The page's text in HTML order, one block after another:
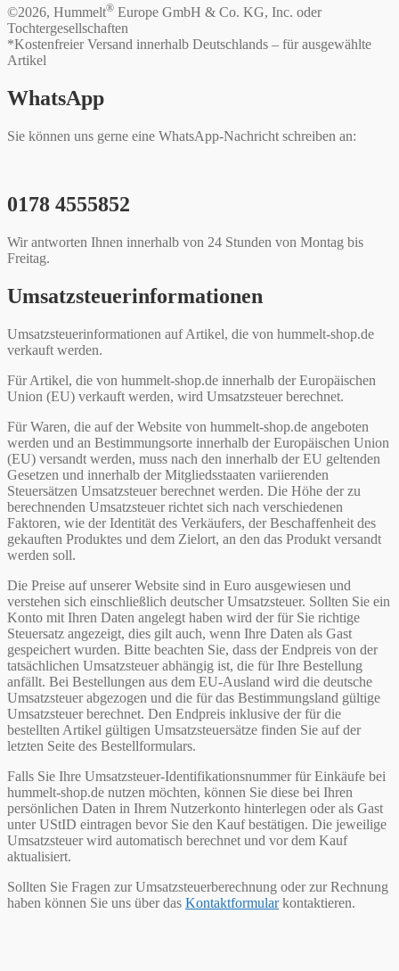
©2026, Hummelt® Europe GmbH & Co. KG, Inc. oder
Tochtergesellschaften
*Kostenfreier Versand innerhalb Deutschlands – für ausgewählte
Artikel
WhatsApp
Sie können uns gerne eine WhatsApp-Nachricht schreiben an:
0178 4555852
Wir antworten Ihnen innerhalb von 24 Stunden von Montag bis
Freitag.
Umsatzsteuerinformationen
Umsatzsteuerinformationen auf Artikel, die von hummelt-shop.de
verkauft werden.
Für Artikel, die von hummelt-shop.de innerhalb der Europäischen
Union (EU) verkauft werden, wird Umsatzsteuer berechnet.
Für Waren, die auf der Website von hummelt-shop.de angeboten
werden und an Bestimmungsorte innerhalb der Europäischen Union
(EU) versandt werden, muss nach den innerhalb der EU geltenden
Gesetzen und innerhalb der Mitgliedsstaaten variierenden
Steuersätzen Umsatzsteuer berechnet werden. Die Höhe der zu
berechnenden Umsatzsteuer richtet sich nach verschiedenen
Faktoren, wie der Identität des Verkäufers, der Beschaffenheit des
gekauften Produktes und dem Zielort, an den das Produkt versandt
werden soll.
Die Preise auf unserer Website sind in Euro ausgewiesen und
verstehen sich einschließlich deutscher Umsatzsteuer. Sollten Sie ein
Konto mit Ihren Daten angelegt haben wird der für Sie richtige
Steuersatz angezeigt, dies gilt auch, wenn Ihre Daten als Gast
gespeichert wurden. Bitte beachten Sie, dass der Endpreis von der
tatsächlichen Umsatzsteuer abhängig ist, die für Ihre Bestellung
anfällt. Bei Bestellungen aus dem EU-Ausland wird die deutsche
Umsatzsteuer abgezogen und die für das Bestimmungsland gültige
Umsatzsteuer berechnet. Den Endpreis inklusive der für die
bestellten Artikel gültigen Umsatzsteuersätze finden Sie auf der
letzten Seite des Bestellformulars.
Falls Sie Ihre Umsatzsteuer-Identifikationsnummer für Einkäufe bei
hummelt-shop.de nutzen möchten, können Sie diese bei Ihren
persönlichen Daten in Ihrem Nutzerkonto hinterlegen oder als Gast
unter UStID eintragen bevor Sie den Kauf bestätigen. Die jeweilige
Umsatzsteuer wird automatisch berechnet und vor dem Kauf
aktualisiert.
Sollten Sie Fragen zur Umsatzsteuerberechnung oder zur Rechnung
haben können Sie uns über das Kontaktformularkontaktieren.